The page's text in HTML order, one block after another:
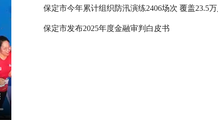
保定市今年累计组织防汛演练2406场次 覆盖23.5
保定市发布2025年度金融审判白皮书